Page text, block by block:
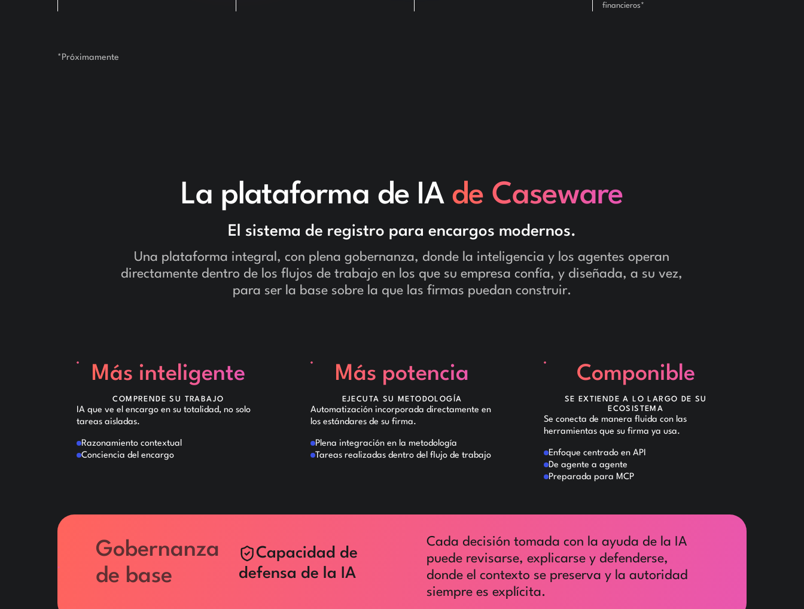
financieros*
*Próximamente
La plataforma de IA de Caseware
El sistema de registro para encargos modernos.
Una plataforma integral, con plena gobernanza, donde la inteligencia y los agentes operan
directamente dentro de los flujos de trabajo en los que su empresa confía, y diseñada, a su vez,
para ser la base sobre la que las firmas puedan construir.
Más inteligente
COMPRENDE SU TRABAJO
IA que ve el encargo en su totalidad, no solo
tareas aisladas.
Razonamiento contextual
Conciencia del encargo
Más potencia
EJECUTA SU METODOLOGÍA
Automatización incorporada directamente en
los estándares de su firma.
Plena integración en la metodología
Tareas realizadas dentro del flujo de trabajo
Componible
SE EXTIENDE A LO LARGO DE SU
ECOSISTEMA
Se conecta de manera fluida con las
herramientas que su firma ya usa.
Enfoque centrado en API
De agente a agente
Preparada para MCP
Gobernanza
de base
Capacidad de
defensa de la IA
Cada decisión tomada con la ayuda de la IA
puede revisarse, explicarse y defenderse,
donde el contexto se preserva y la autoridad
siempre es explícita.